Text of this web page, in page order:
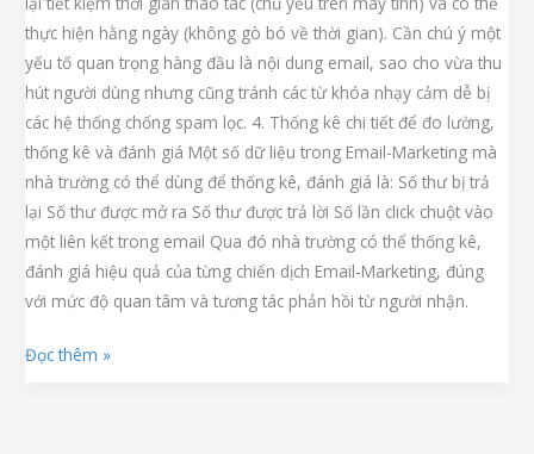
thực hiện hằng ngày (không gò bó về thời gian). Cần chú ý một
yếu tố quan trọng hàng đầu là nội dung email, sao cho vừa thu
hút người dùng nhưng cũng tránh các từ khóa nhạy cảm dễ bị
các hệ thống chống spam lọc. 4. Thống kê chi tiết để đo lường,
thống kê và đánh giá Một số dữ liệu trong Email-Marketing mà
nhà trường có thể dùng để thống kê, đánh giá là: Số thư bị trả
lại Số thư được mở ra Số thư được trả lời Số lần click chuột vào
một liên kết trong email Qua đó nhà trường có thể thống kê,
đánh giá hiệu quả của từng chiến dịch Email-Marketing, đúng
với mức độ quan tâm và tương tác phản hồi từ người nhận.
Đọc thêm »